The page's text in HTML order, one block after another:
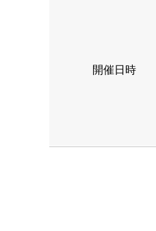
開催日時